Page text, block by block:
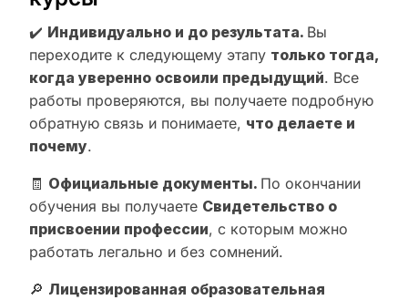
✔️ Индивидуально и до результата. Вы
переходите к следующему этапу только тогда,
когда уверенно освоили предыдущий. Все
работы проверяются, вы получаете подробную
обратную связь и понимаете, что делаете и
почему.
🧾 Официальные документы. По окончании
обучения вы получаете Свидетельство о
присвоении профессии, с которым можно
работать легально и без сомнений.
🔎 Лицензированная образовательная